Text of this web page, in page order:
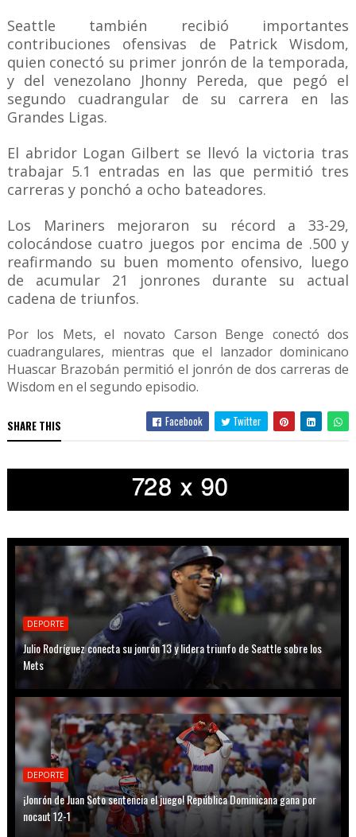
Seattle también recibió importantes
contribuciones ofensivas de Patrick Wisdom,
quien conectó su primer jonrón de la temporada,
y del venezolano Jhonny Pereda, que pegó el
segundo cuadrangular de su carrera en las
Grandes Ligas.
El abridor Logan Gilbert se llevó la victoria tras
trabajar 5.1 entradas en las que permitió tres
carreras y ponchó a ocho bateadores.
Los Mariners mejoraron su récord a 33-29,
colocándose cuatro juegos por encima de .500 y
reafirmando su buen momento ofensivo, luego
de acumular 21 jonrones durante su actual
cadena de triunfos.
Por los Mets, el novato Carson Benge conectó dos
cuadrangulares, mientras que el lanzador dominicano
Huascar Brazobán permitió el jonrón de dos carreras de
Wisdom en el segundo episodio.
SHARE THIS Facebook Twitter
DEPORTE
Julio Rodríguez conecta su jonrón 13 y lidera triunfo de Seattle sobre los
Mets
DEPORTE
¡Jonrón de Juan Soto sentencia el juego! República Dominicana gana por
nocaut 12-1